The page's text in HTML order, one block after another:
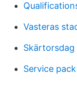
Vasteras
Skärtorsdag
Service